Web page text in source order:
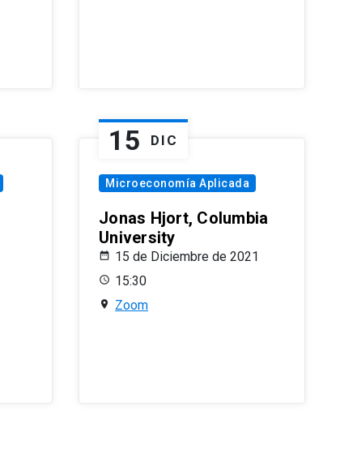
15 DIC
Microeconomía Aplicada
Jonas Hjort, Columbia
University
15 de Diciembre de 2021
15:30
Zoom